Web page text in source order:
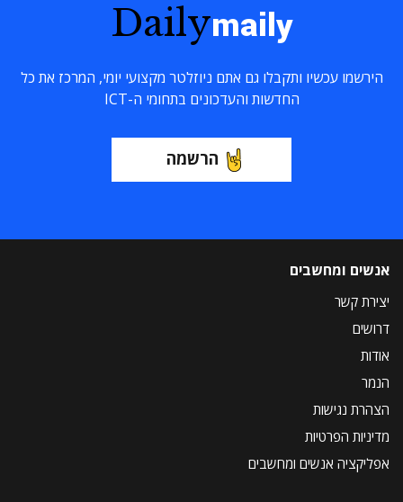
Dailymaily
הירשמו עכשיו ותקבלו גם אתם ניוזלטר מקצועי יומי, המרכז את כל
החדשות והעדכונים בתחומי ה-ICT
הרשמה
אנשים ומחשבים
יצירת קשר
דרושים
אודות
הנמר
הצהרת נגישות
מדיניות הפרטיות
אפליקציה אנשים ומחשבים